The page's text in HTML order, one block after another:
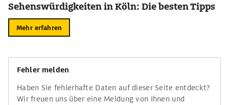
Sehenswürdigkeiten in Köln: Die besten Tipps
Mehr erfahren
Fehler melden
Haben Sie fehlerhafte Daten auf dieser Seite entdeckt?
Wir freuen uns über eine Meldung von Ihnen und